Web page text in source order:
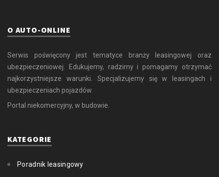
O AUTO-ONLINE
Serwis poświęcony jest tematyce branży leasingowej oraz
ubezpieczeniowej. Edukujemy, radzimy i pomagamy otrzymać
najkorzystniejsze warunki. Specjalizujemy się w leasingach i
ubezpieczeniach pojazdów.
Portal niekomercyjny, w budowie.
KATEGORIE
Poradnik leasingowy